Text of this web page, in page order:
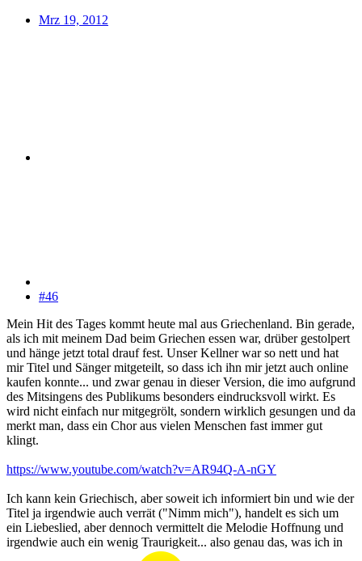
Mrz 19, 2012
#46
Mein Hit des Tages kommt heute mal aus Griechenland. Bin gerade,
als ich mit meinem Dad beim Griechen essen war, drüber gestolpert
und hänge jetzt total drauf fest. Unser Kellner war so nett und hat
mir Titel und Sänger mitgeteilt, so dass ich ihn mir jetzt auch online
kaufen konnte... und zwar genau in dieser Version, die imo aufgrund
des Mitsingens des Publikums besonders eindrucksvoll wirkt. Es
wird nicht einfach nur mitgegrölt, sondern wirklich gesungen und da
merkt man, dass ein Chor aus vielen Menschen fast immer gut
klingt.
https://www.youtube.com/watch?v=AR94Q-A-nGY
Ich kann kein Griechisch, aber soweit ich informiert bin und wie der
Titel ja irgendwie auch verrät ("Nimm mich"), handelt es sich um
ein Liebeslied, aber dennoch vermittelt die Melodie Hoffnung und
irgendwie auch ein wenig Traurigkeit... also genau das, was ich in